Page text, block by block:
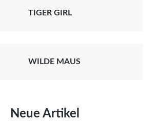
TIGER GIRL
WILDE MAUS
Neue Artikel